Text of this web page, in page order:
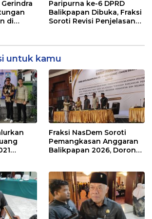
Balikpapan 2026
di
Paripurna ke-6 DPRD
Balikpapan Dibuka, Fraksi
Soroti Revisi Penjelasan
untuk kamu
Fraksi NasDem Soroti
Pemangkasan Anggaran
Balikpapan 2026, Dorong